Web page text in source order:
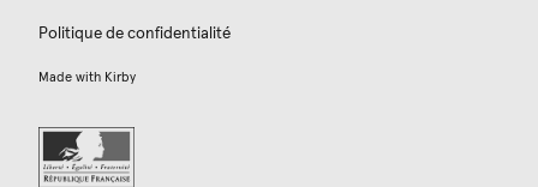
Politique de confidentialité
Made with Kirby